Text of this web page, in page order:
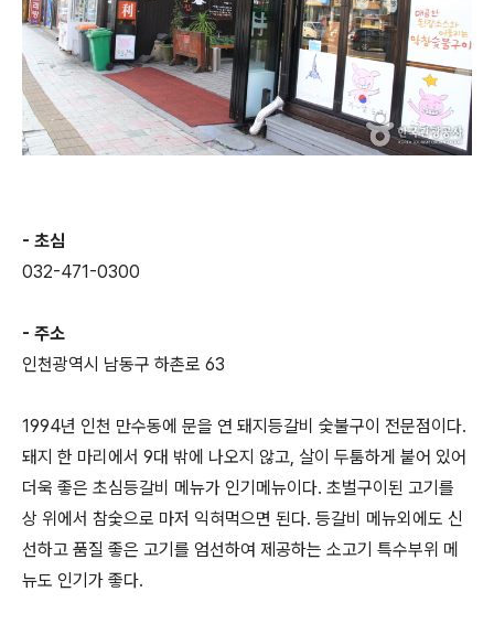
- 초심
032-471-0300
- 주소
인천광역시 남동구 하촌로 63
1994년 인천 만수동에 문을 연 돼지등갈비 숯불구이 전문점이다.
돼지 한 마리에서 9대 밖에 나오지 않고, 살이 두툼하게 붙어 있어
더욱 좋은 초심등갈비 메뉴가 인기메뉴이다. 초벌구이된 고기를
상 위에서 참숯으로 마저 익혀먹으면 된다. 등갈비 메뉴외에도 신
선하고 품질 좋은 고기를 엄선하여 제공하는 소고기 특수부위 메
뉴도 인기가 좋다.